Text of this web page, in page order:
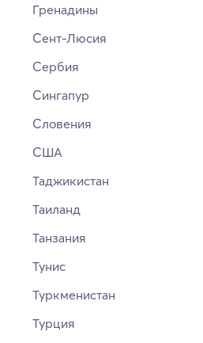
Гренадины
Сент-Люсия
Сербия
Сингапур
Словения
США
Таджикистан
Таиланд
Танзания
Тунис
Туркменистан
Турция